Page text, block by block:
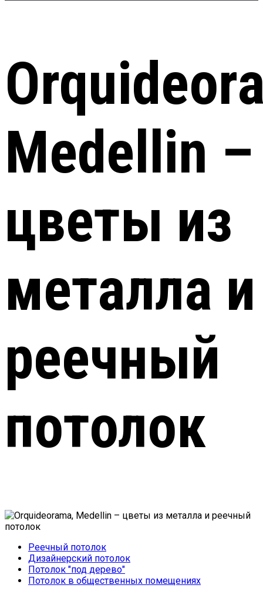
Medellin –
цветы из
металла и
реечный
потолок
Реечный потолок
Дизайнерский потолок
Потолок "под дерево"
Потолок в общественных помещениях